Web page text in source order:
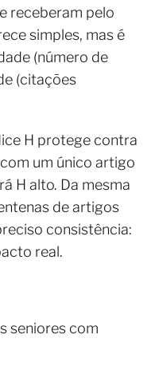
receberam pelo
simples, mas é
(número de
(citações
H protege contra
um único artigo
H alto. Da mesma
de artigos
consistência:
real.
seniores com